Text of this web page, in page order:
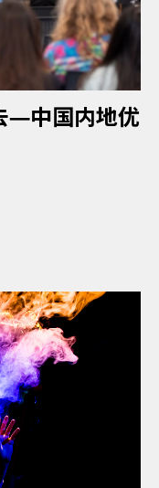
—中国内地优